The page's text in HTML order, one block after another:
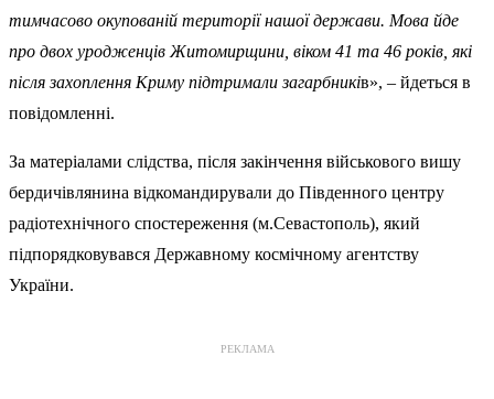
тимчасово окупованій території нашої держави. Мова йде
про двох уродженців Житомирщини, віком 41 та 46 років, які
після захоплення Криму підтримали загарбників», – йдеться в
повідомленні.
За матеріалами слідства, після закінчення військового вишу
бердичівлянина відкомандирували до Південного центру
радіотехнічного спостереження (м.Севастополь), який
підпорядковувався Державному космічному агентству
України.
РЕКЛАМА